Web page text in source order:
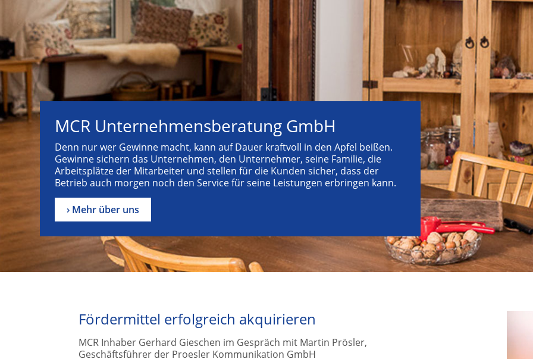
MCR Unternehmensberatung GmbH
Denn nur wer Gewinne macht, kann auf Dauer kraftvoll in den Apfel beißen.
Gewinne sichern das Unternehmen, den Unternehmer, seine Familie, die
Arbeitsplätze der Mitarbeiter und stellen für die Kunden sicher, dass der
Betrieb auch morgen noch den Service für seine Leistungen erbringen kann.
› Mehr über uns
Fördermittel erfolgreich akquirieren
MCR Inhaber Gerhard Gieschen im Gespräch mit Martin Prösler,
Geschäftsführer der Proesler Kommunikation GmbH